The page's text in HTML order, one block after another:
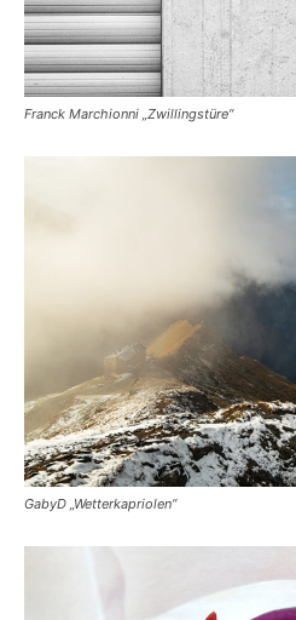
Franck Marchionni „Zwillingstüre“
GabyD „Wetterkapriolen“